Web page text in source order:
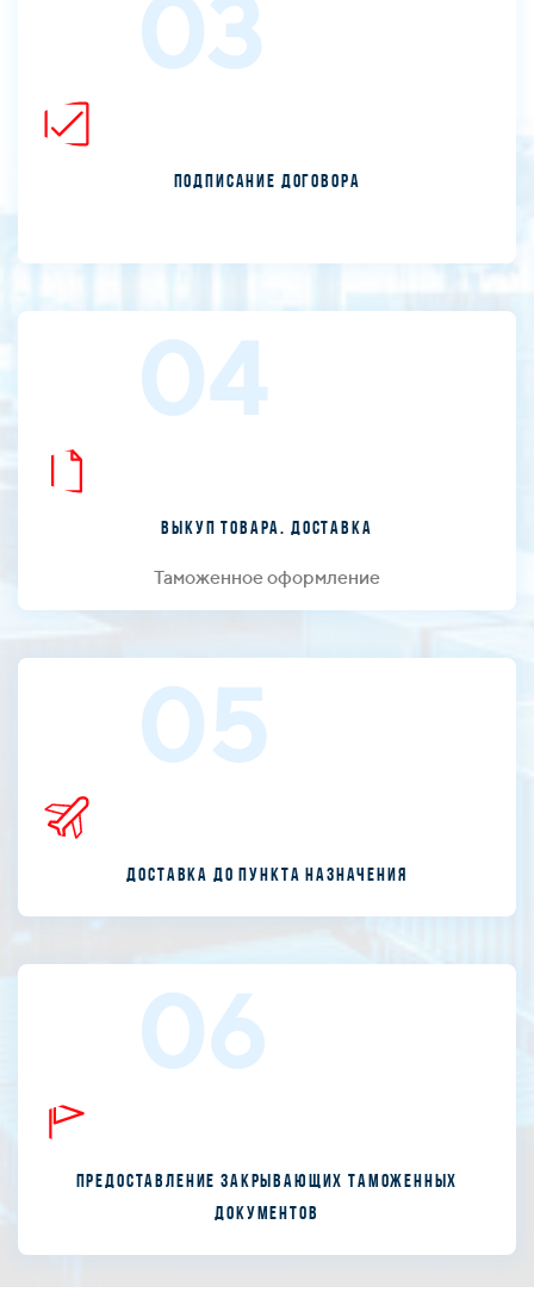
03
Подписание договора
04
Выкуп товара. Доставка
Таможенное оформление
05
Доставка до пункта назначения
06
Предоставление закрывающих таможенных
документов